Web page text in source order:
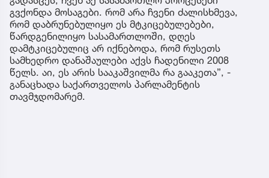
გვქონდა მოსაგები. რომ არა ჩვენი ძალისხმევა,
რომ დაბრუნებულიყო ეს მტკიცებულებები,
წარდგენილიყო სასამართლოში, დღეს
დამტკიცებულიც არ იქნებოდა, რომ რუსეთს
სამხედრო დანაშაულები აქვს ჩადენილი 2008
წელს. აი, ეს არის სააკაშვილმა რა გააკეთა”, -
განაცხადა საქართველოს პარლამენტის
თავმჯდომარემ.